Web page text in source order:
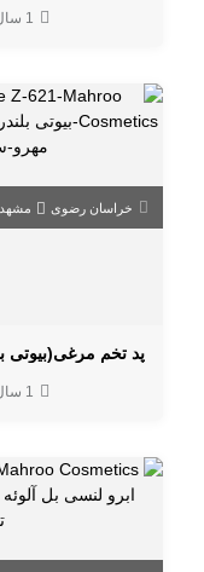
1 سال قبل
خراسان رضوی مشهد
1 سال قبل